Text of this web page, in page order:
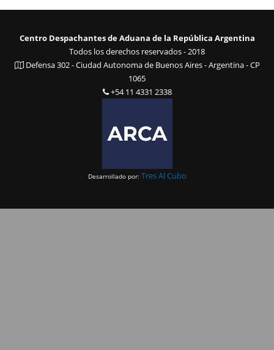
Centro Despachantes de Aduana de la República Argentina
Todos los derechos reservados - 2018
Defensa 302 - Ciudad Autonoma de Buenos Aires - Argentina - CP
1065
+54 11 4331 2338
Desarrollado por: Tres Al Cubo